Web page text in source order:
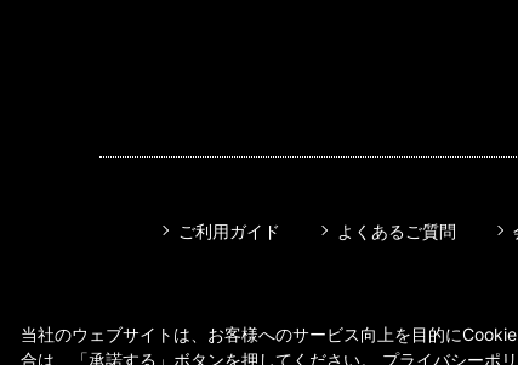
ご利用ガイド よくあるご質問
当社のウェブサイトは、お客様へのサービス向上を目的に
合は、「承諾する」ボタンを押してください。 プライバシーポ